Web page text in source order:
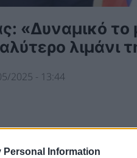
Personal Information
«Δυναμικό το
λιμάνι
2025 - 13:44